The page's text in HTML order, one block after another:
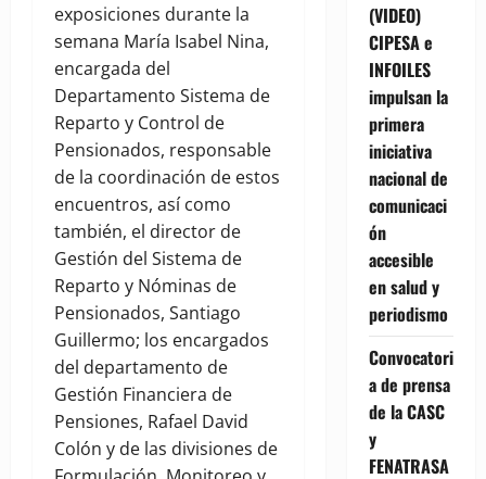
exposiciones durante la
semana María Isabel Nina,
encargada del
Departamento Sistema de
Reparto y Control de
Pensionados, responsable
de la coordinación de estos
encuentros, así como
también, el director de
Gestión del Sistema de
Reparto y Nóminas de
Pensionados, Santiago
Guillermo; los encargados
del departamento de
Gestión Financiera de
Pensiones, Rafael David
Colón y de las divisiones de
(VIDEO)
CIPESA e
INFOILES
impulsan la
primera
iniciativa
nacional de
comunicaci
ón
accesible
en salud y
periodismo
Convocatori
a de prensa
de la CASC
y
FENATRASA